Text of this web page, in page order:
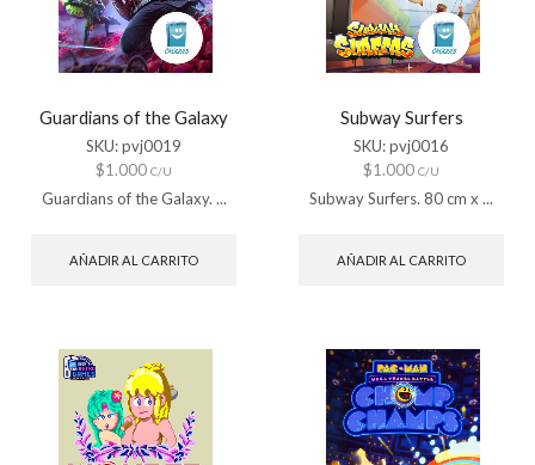
Guardians of the Galaxy
SKU:pvj0019
$1.000 C/U
Guardians of the Galaxy. ...
AÑADIR AL CARRITO
Subway Surfers
SKU:pvj0016
$1.000 C/U
Subway Surfers. 80 cm x ...
AÑADIR AL CARRITO